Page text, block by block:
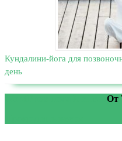
Кундалини-йога для
день
От